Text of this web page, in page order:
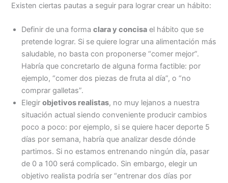
Existen ciertas pautas a seguir para lograr crear un hábito:
Definir de una formaclara y concisa el hábito que se
pretende lograr. Si se quiere lograr una alimentación más
saludable, no basta con proponerse “comer mejor”.
Habría que concretarlo de alguna forma factible: por
ejemplo, “comer dos piezas de fruta al día”, o “no
comprar galletas”.
Elegirobjetivos realistas, no muy lejanos a nuestra
situación actual siendo conveniente producir cambios
poco a poco: por ejemplo, si se quiere hacer deporte 5
días por semana, habría que analizar desde dónde
partimos. Si no estamos entrenando ningún día, pasar
de 0 a 100 será complicado. Sin embargo, elegir un
objetivo realista podría ser “entrenar dos días por